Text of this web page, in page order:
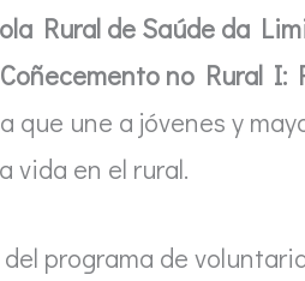
Rural de Saúde da
no Rural I:
que une a jóvenes y
vida en el rural.
programa de